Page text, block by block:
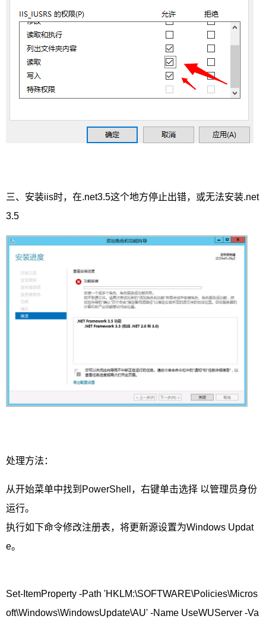
三、安装iis时，在.net3.5这个地方停止出错，或无法安装.net
3.5
处理方法：
从开始菜单中找到PowerShell，右键单击选择 以管理员身份
运行。
执行如下命令修改注册表，将更新源设置为Windows Updat
e。
Set-ItemProperty -Path 'HKLM:\SOFTWARE\Policies\Micros
oft\Windows\WindowsUpdate\AU' -Name UseWUServer -Va